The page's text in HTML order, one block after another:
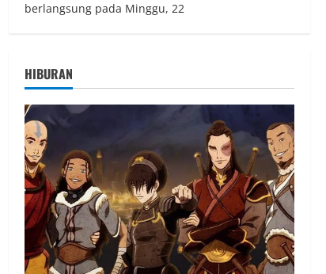
berlangsung pada Minggu, 22
HIBURAN